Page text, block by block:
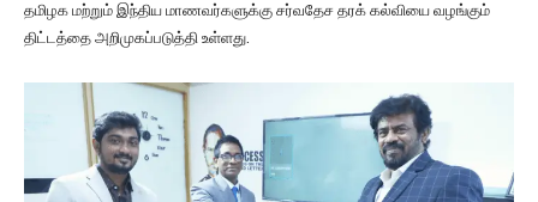
தமிழக மற்றும் இந்திய மாணவர்களுக்கு சர்வதேச தரக் கல்வியை வழங்கும்
திட்டத்தை அறிமுகப்படுத்தி உள்ளது.